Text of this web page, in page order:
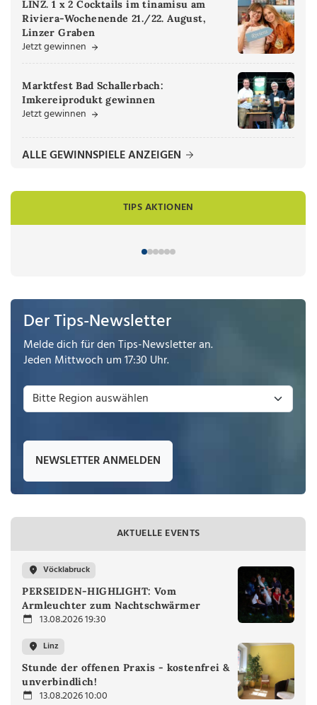
LINZ. 1 x 2 Cocktails im tinamisu am
Riviera-Wochenende 21./22. August,
Linzer Graben
Jetzt gewinnen
Marktfest Bad Schallerbach:
Imkereiprodukt gewinnen
Jetzt gewinnen
ALLE GEWINNSPIELE ANZEIGEN
TIPS AKTIONEN
Der Tips-Newsletter
Melde dich für den Tips-Newsletter an.
Jeden Mittwoch um 17:30 Uhr.
NEWSLETTER ANMELDEN
AKTUELLE EVENTS
Vöcklabruck
PERSEIDEN-HIGHLIGHT: Vom
Armleuchter zum Nachtschwärmer
13.08.2026 19:30
Linz
Stunde der offenen Praxis - kostenfrei &
unverbindlich!
13.08.2026 10:00